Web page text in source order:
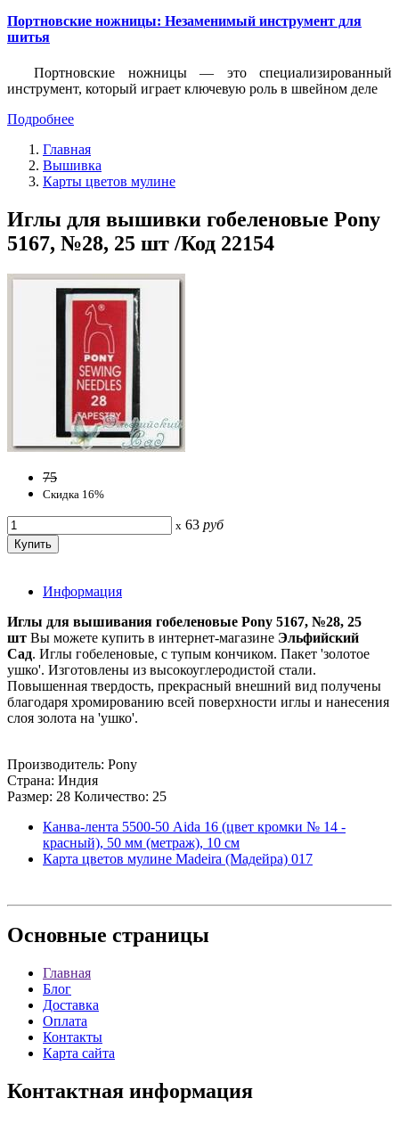
Портновские ножницы: Незаменимый инструмент для
шитья
Портновские ножницы — это специализированный
инструмент, который играет ключевую роль в швейном деле
Подробнее
Главная
Вышивка
Карты цветов мулине
Иглы для вышивки гобеленовые Pony
5167, №28, 25 шт /Код 22154
75
Скидка 16%
x 63 руб
Информация
Иглы для вышивания гобеленовые Pony 5167, №28, 25
шт Вы можете купить в интернет-магазине Эльфийский
Сад. Иглы гобеленовые, с тупым кончиком. Пакет 'золотое
ушко'. Изготовлены из высокоуглеродистой стали.
Повышенная твердость, прекрасный внешний вид получены
благодаря хромированию всей поверхности иглы и нанесения
слоя золота на 'ушко'.
Производитель: Pony
Страна: Индия
Размер: 28 Количество: 25
Канва-лента 5500-50 Aida 16 (цвет кромки № 14 -
красный), 50 мм (метраж), 10 см
Карта цветов мулине Madeira (Мадейра) 017
Основные страницы
Главная
Блог
Доставка
Оплата
Контакты
Карта сайта
Контактная информация